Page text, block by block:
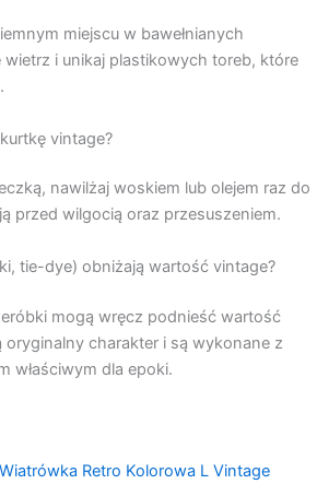
miejscu w bawełnianych
i unikaj plastikowych toreb, które
vintage?
nawilżaj woskiem lub olejem raz do
przed wilgocią oraz przesuszeniem.
tie-dye) obniżają wartość vintage?
mogą wręcz podnieść wartość
oryginalny charakter i są wykonane z
właściwym dla epoki.
Retro Kolorowa L Vintage